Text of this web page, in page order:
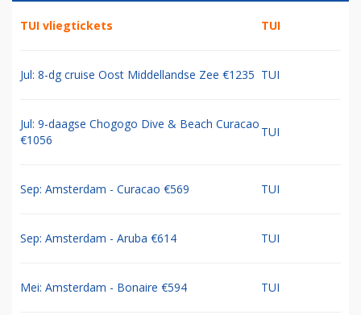
TUI vliegtickets TUI
Jul: 8-dg cruise Oost Middellandse Zee €1235 TUI
Jul: 9-daagse Chogogo Dive & Beach Curacao
€1056
TUI
Sep: Amsterdam - Curacao €569 TUI
Sep: Amsterdam - Aruba €614 TUI
Mei: Amsterdam - Bonaire €594 TUI